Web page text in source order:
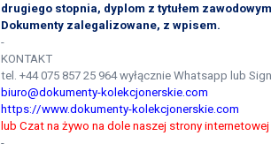
drugiego stopnia, dyplom z tytułem
Dokumenty zalegalizowane, z wpisem.
-
KONTAKT
tel. +44 075 857 25 964 wyłącznie Whatsapp lub
biuro@dokumenty-kolekcjonerskie.com
https://www.dokumenty-kolekcjonerskie.com
lub Czat na żywo na dole naszej strony internetowej
-